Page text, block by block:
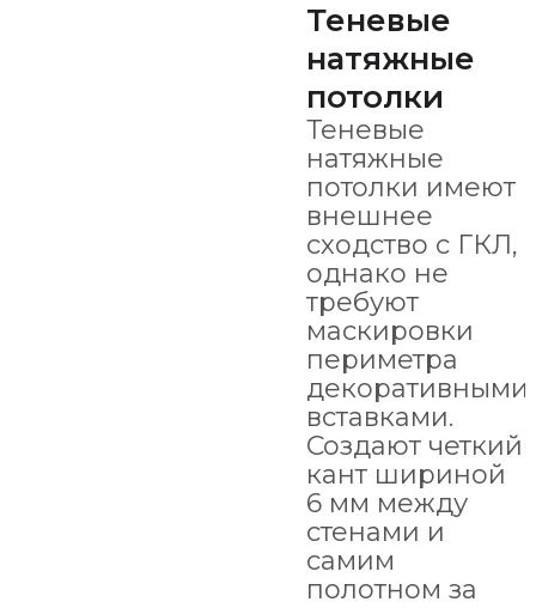
Теневые
натяжные
потолки
Теневые
натяжные
потолки имеют
внешнее
сходство с ГКЛ,
однако не
требуют
маскировки
периметра
декоративными
вставками.
Создают четкий
кант шириной
6 мм между
стенами и
самим
полотном за